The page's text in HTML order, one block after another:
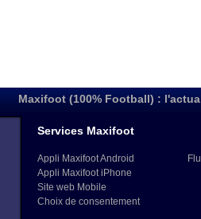
Maxifoot (100% Football) :
Services Maxifoot
Appli Maxifoot Android
Appli Maxifoot iPhone
Site web Mobile
Choix de consentement